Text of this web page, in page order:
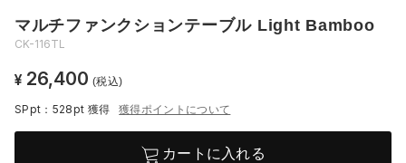
マルチファンクションテーブル Light Bamboo
CK-116TL
¥ 26,400 (税込)
SPpt：528pt 獲得 獲得ポイントについて
カートに入れる